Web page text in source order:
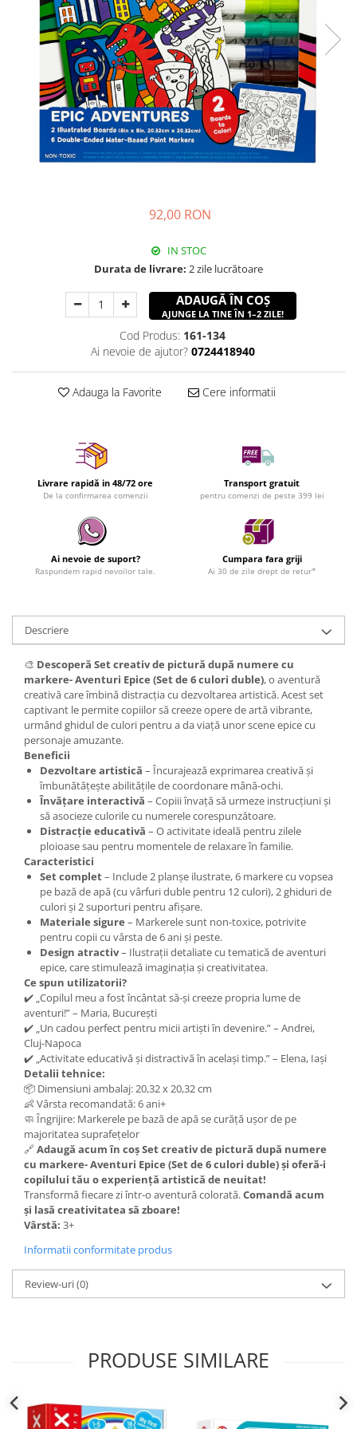
92,00 RON
IN STOC
Durata de livrare: 2 zile lucrătoare
ADAUGĂ ÎN COȘ
AJUNGE LA TINE ÎN 1–2 ZILE!
Cod Produs: 161-134
Ai nevoie de ajutor? 0724418940
Adauga la Favorite Cere informatii
Livrare rapidă in 48/72 ore
De la confirmarea comenzii
Transport gratuit
pentru comenzi de peste 399 lei
Ai nevoie de suport?
Raspundem rapid nevoilor tale.
Cumpara fara griji
Ai 30 de zile drept de retur*
Descriere
🎨 Descoperă Set creativ de pictură după numere cu
markere- Aventuri Epice (Set de 6 culori duble), o aventură
creativă care îmbină distracția cu dezvoltarea artistică. Acest set
captivant le permite copiilor să creeze opere de artă vibrante,
urmând ghidul de culori pentru a da viață unor scene epice cu
personaje amuzante.
Beneficii
Dezvoltare artistică – Încurajează exprimarea creativă și
îmbunătățește abilitățile de coordonare mână-ochi.
Învățare interactivă – Copiii învață să urmeze instrucțiuni și
să asocieze culorile cu numerele corespunzătoare.
Distracție educativă – O activitate ideală pentru zilele
ploioase sau pentru momentele de relaxare în familie.
Caracteristici
Set complet– Include 2 planșe ilustrate, 6 markere cu vopsea
pe bază de apă (cu vârfuri duble pentru 12 culori), 2 ghiduri de
culori și 2 suporturi pentru afișare.
Materiale sigure – Markerele sunt non-toxice, potrivite
pentru copii cu vârsta de 6 ani și peste.
Design atractiv– Ilustrații detaliate cu tematică de aventuri
epice, care stimulează imaginația și creativitatea.
Ce spun utilizatorii?
✔️ „Copilul meu a fost încântat să-și creeze propria lume de
aventuri!” – Maria, București
✔️ „Un cadou perfect pentru micii artiști în devenire.” – Andrei,
Cluj-Napoca
✔️ „Activitate educativă și distractivă în același timp.” – Elena, Iași
Detalii tehnice:
📦 Dimensiuni ambalaj: 20,32 x 20,32 cm
👶 Vârsta recomandată: 6 ani+
🧼 Îngrijire: Markerele pe bază de apă se curăță ușor de pe
majoritatea suprafețelor
🔗Adaugă acum în coș Set creativ de pictură după numere
cu markere- Aventuri Epice (Set de 6 culori duble) și oferă-i
copilului tău o experiență artistică de neuitat!
Transformă fiecare zi într-o aventură colorată.Comandă acum
și lasă creativitatea să zboare!
Vârstă: 3+
Informatii conformitate produs
Review-uri(0)
PRODUSE SIMILARE